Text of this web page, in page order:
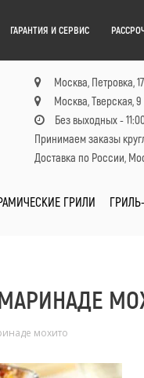
ГАРАНТИЯ И СЕРВИС
Москва, Петровка,
Москва, Тверская, 9
Без выходных -
Принимаем заказы
Доставка по России,
ГРИЛИ
мохито